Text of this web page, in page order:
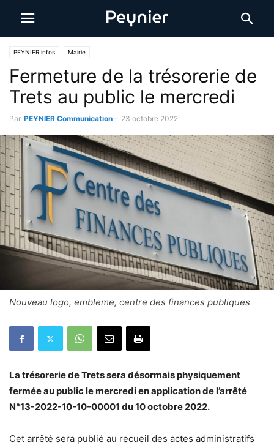
PEYNIER infos Mairie
Fermeture de la trésorerie de
Trets au public le mercredi
Par PEYNIER Communication - 23 octobre 2022
Nouveau logo, embleme, centre des finances publiques
La trésorerie de Trets sera désormais physiquement
fermée au public le mercredi en application de l’arrêté
N°13-2022-10-10-00001 du 10 octobre 2022.
Cet arrêté sera publié au recueil des actes administratifs